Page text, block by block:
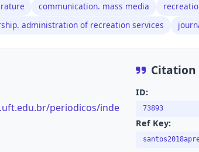
communication. mass media
administration of recreation services
periodicos/inde
Citation
ID:
73893
Ref Key: